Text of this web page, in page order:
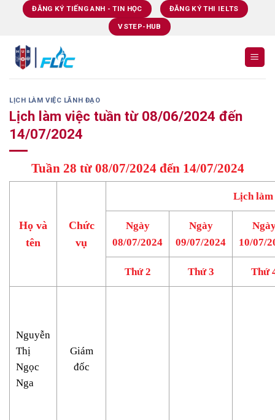
ĐĂNG KÝ TIẾNG ANH - TIN HỌC ĐĂNG KÝ THI IELTS
VSTEP-HUB
LỊCH LÀM VIỆC LÃNH ĐẠO
Lịch làm việc tuần từ 08/06/2024 đến
14/07/2024
Tuần 28 từ 08/07/2024 đến 14/07/2024
Họ và
tên
Chức
vụ
Lịch làm
Ngày
08/07/2024
Ngày
09/07/2024
10/07/
Thứ 2 Thứ 3 Thứ
Nguyễn
Thị
Ngọc
Nga
Giám
đốc